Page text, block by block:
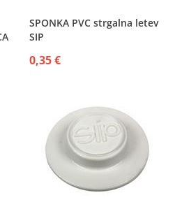
SPONKA PVC strgalna letev
SIP
0,35 €